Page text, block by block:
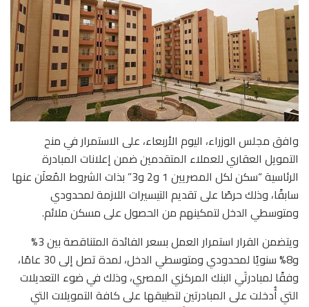
وافق مجلس الوزراء، اليوم الأربعاء، على الاستمرار في منح
التمويل العقاري للعملاء المتقدمين ضمن إعلانات المبادرة
الرئاسية “سكن لكل المصريين 1 و2 و3” بذات الشروط المُعلَن عنها
سابقًا، وذلك حرصًا على تقديم التيسيرات اللازمة لمحدودي
ومتوسطي الدخل لتمكينهم من الحصول على مسكن ملائم.
ويتضمن القرار استمرار العمل بسعر الفائدة المتناقصة بين 3%
و8% سنويًا لمحدودي ومتوسطي الدخل، لمدة تصل إلى 30 عامًا،
وفقًا لمبادرتَي البنك المركزي المصري، وذلك في ضوء التعديلات
التي أُدخلت على المبادرتين لتطبيقها على كافة التمويلات التي